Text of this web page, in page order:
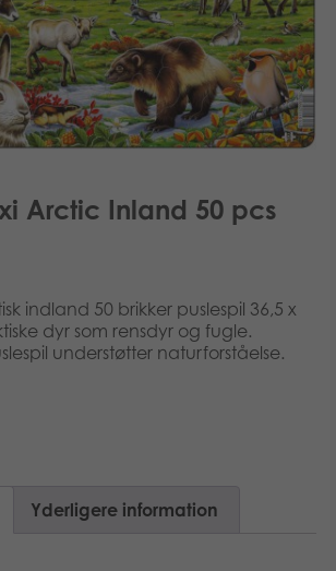
produkter
Arctic Inland 50 pcs
indland 50 brikker puslespil 36,5 x
dyr som rensdyr og fugle.
understøtter naturforståelse.
Yderligere information